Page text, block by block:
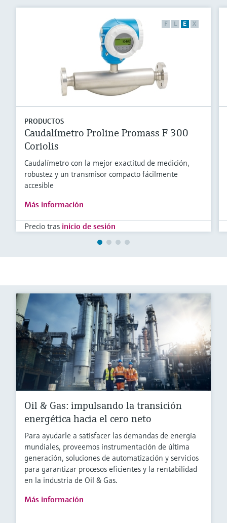
F L E X
PRODUCTOS
Caudalímetro Proline Promass F 300
Coriolis
Caudalímetro con la mejor exactitud de medición,
robustez y un transmisor compacto fácilmente
accesible
Más información
Precio tras inicio de sesión
Oil & Gas: impulsando la transición
energética hacia el cero neto
Para ayudarle a satisfacer las demandas de energía
mundiales, proveemos instrumentación de última
generación, soluciones de automatización y servicios
para garantizar procesos eficientes y la rentabilidad
en la industria de Oil & Gas.
Más información